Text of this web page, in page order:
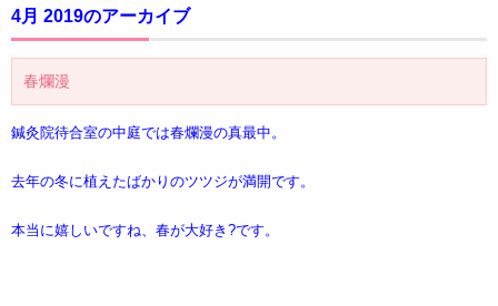
4月 2019のアーカイブ
春爛漫
鍼灸院待合室の中庭では春爛漫の真最中。
去年の冬に植えたばかりのツツジが満開です。
本当に嬉しいですね、春が大好き?です。